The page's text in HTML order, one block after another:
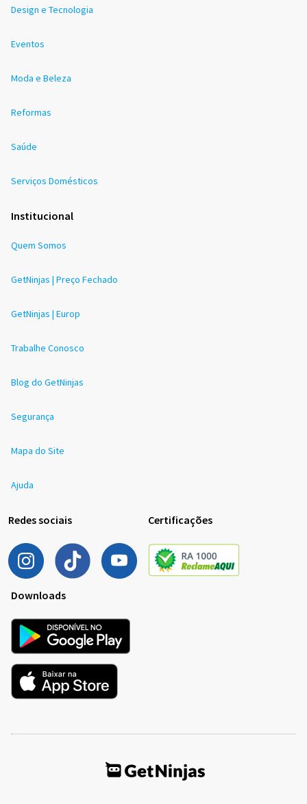
Design e Tecnologia
Eventos
Moda e Beleza
Reformas
Saúde
Serviços Domésticos
Institucional
Quem Somos
GetNinjas | Preço Fechado
GetNinjas | Europ
Trabalhe Conosco
Blog do GetNinjas
Segurança
Mapa do Site
Ajuda
Redes sociais Certificações
Downloads